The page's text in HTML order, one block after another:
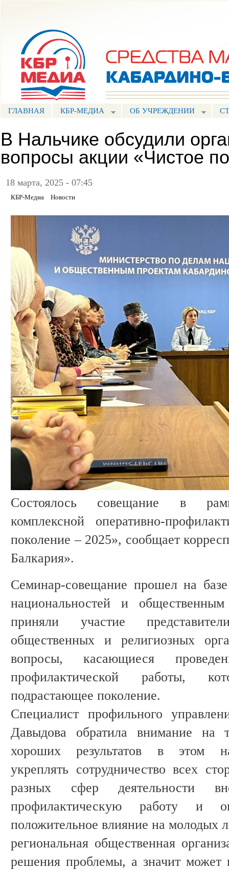
ГЛАВНАЯ КБР-МЕДИА ОБ УЧРЕЖДЕНИИ
В Нальчике обсудили
вопросы акции «Чистое
18 марта, 2025 - 07:45
КБР-Медиа Новости
Состоялось совещание в
комплексной оперативно-
поколение – 2025», сообщает
Балкария».
Семинар-совещание прошел на
национальностей и
приняли участие
общественных и религиозных
вопросы, касающиеся
профилактической работы,
подрастающее поколение.
Специалист профильного
Давыдова обратила внимание на
хороших результатов в этом
укреплять сотрудничество всех
разных сфер деятельности
профилактическую работу и
положительное влияние на молодых
региональная общественная
решения проблемы, а значит может